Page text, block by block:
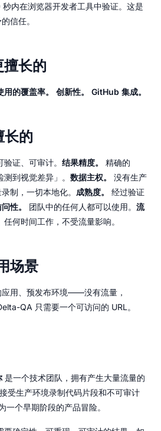
内在浏览器开发者工具中验证。这是
信任。
长的
的覆盖率。 创新性。 GitHub 集成。
长的
证、可审计。 结果精度。
精确的
到视觉差异」。 数据主权。
没有生产
制，一切本地化。 成熟度。
经过验证
性。 团队中的任何人都可以使用。 流
任何时间工作，不受流量影响。
场景
用、预发布环境——没有流量，
QA 只需要一个可访问的 URL。
是一个技术团队，拥有产生大量流量的
受生产环境录制代码片段和不可审计
一个早期阶段的产品冒险。